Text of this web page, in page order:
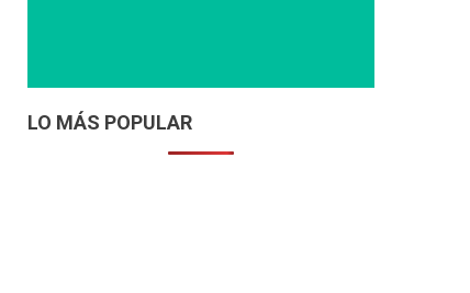
LO MÁS POPULAR